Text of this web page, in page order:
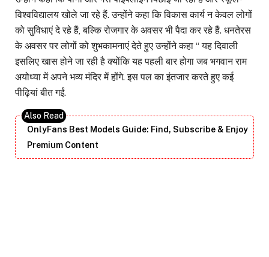
विश्वविद्यालय खोले जा रहे हैं. उन्होंने कहा कि विकास कार्य न केवल लोगों
को सुविधाएं दे रहे हैं, बल्कि रोजगार के अवसर भी पैदा कर रहे हैं. धनतेरस
के अवसर पर लोगों को शुभकामनाएं देते हुए उन्होंने कहा ‘‘ यह दिवाली
इसलिए खास होने जा रही है क्योंकि यह पहली बार होगा जब भगवान राम
अयोध्या में अपने भव्य मंदिर में होंगे. इस पल का इंतजार करते हुए कई
पीढ़ियां बीत गईं.
OnlyFans Best Models Guide: Find, Subscribe & Enjoy
Premium Content